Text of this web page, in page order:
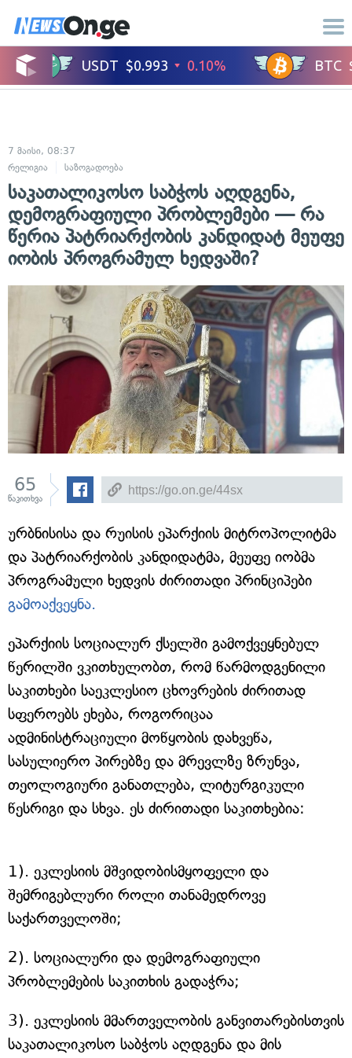
7 მაისი, 08:37
რელიგია
საზოგადოება
საკათალიკოსო საბჭოს აღდგენა,
დემოგრაფიული პრობლემები — რა
წერია პატრიარქობის კანდიდატ მეუფე
იობის პროგრამულ ხედვაში?
65
წაკითხვა
ურბნისისა და რუისის ეპარქიის მიტროპოლიტმა
და პატრიარქობის კანდიდატმა, მეუფე იობმა
პროგრამული ხედვის ძირითადი პრინციპები
გამოაქვეყნა.
ეპარქიის სოციალურ ქსელში გამოქვეყნებულ
წერილში ვკითხულობთ, რომ წარმოდგენილი
საკითხები საეკლესიო ცხოვრების ძირითად
სფეროებს ეხება, როგორიცაა
ადმინისტრაციული მოწყობის დახვეწა,
სასულიერო პირებზე და მრევლზე ზრუნვა,
თეოლოგიური განათლება, ლიტურგიკული
წესრიგი და სხვა. ეს ძირითადი საკითხებია:
1). ეკლესიის მშვიდობისმყოფელი და
შემრიგებლური როლი თანამედროვე
საქართველოში;
2). სოციალური და დემოგრაფიული
პრობლემების საკითხის გადაჭრა;
3). ეკლესიის მმართველობის განვითარებისთვის
საკათალიკოსო საბჭოს აღდგენა და მის